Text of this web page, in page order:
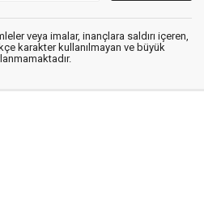
veya imalar, inançlara saldırı içeren,
karakter kullanılmayan ve büyük